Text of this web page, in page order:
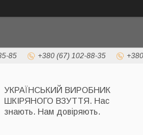
85 +380 (67) 102-88-35
УКРАЇНСЬКИЙ ВИРОБНИК
ШКІРЯНОГО ВЗУТТЯ. Нас
знають. Нам довіряють.